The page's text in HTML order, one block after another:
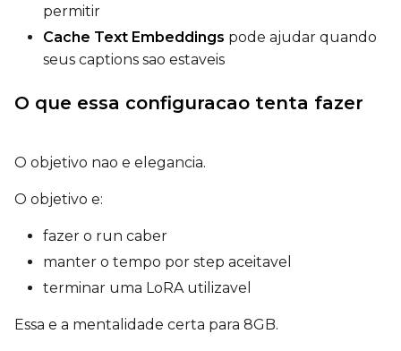
Advanced Sampling
ToggleSkip First Sample
Skip First Sample
permitir
Cache Text Embeddings pode ajudar quando
seus captions sao estaveis
O que essa configuracao tenta fazer
O objetivo nao e elegancia.
O objetivo e:
fazer o run caber
manter o tempo por step aceitavel
terminar uma LoRA utilizavel
Essa e a mentalidade certa para 8GB.